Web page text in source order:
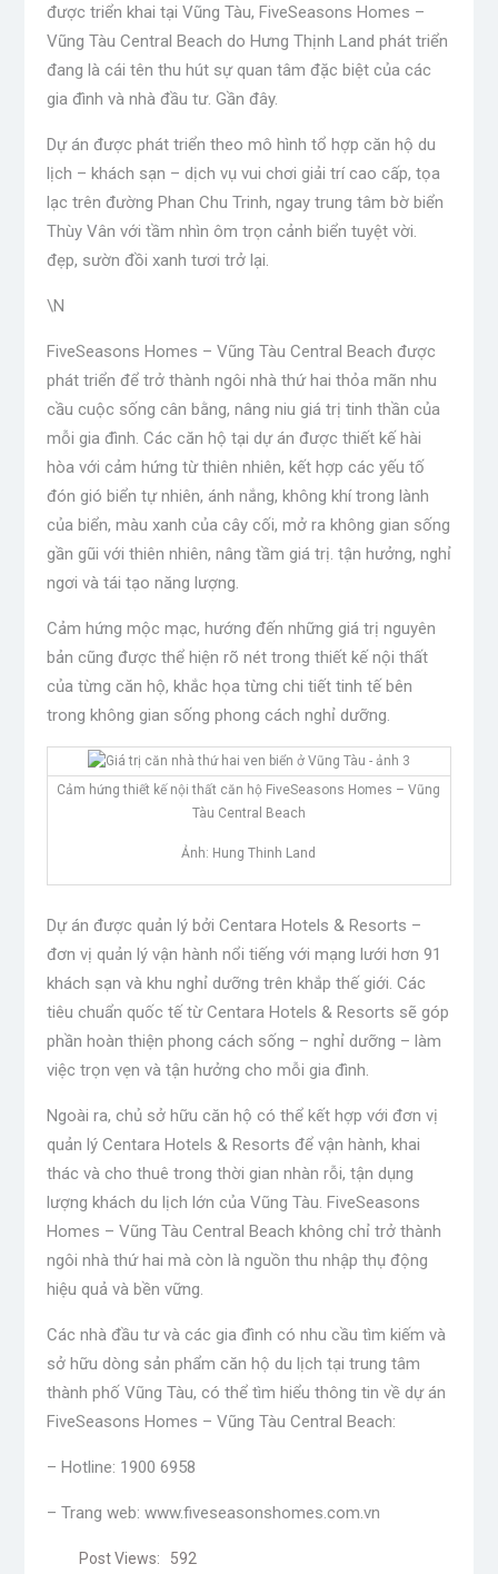
được triển khai tại Vũng Tàu, FiveSeasons Homes –
Vũng Tàu Central Beach do Hưng Thịnh Land phát triển
đang là cái tên thu hút sự quan tâm đặc biệt của các
gia đình và nhà đầu tư. Gần đây.
Dự án được phát triển theo mô hình tổ hợp căn hộ du
lịch – khách sạn – dịch vụ vui chơi giải trí cao cấp, tọa
lạc trên đường Phan Chu Trinh, ngay trung tâm bờ biển
Thùy Vân với tầm nhìn ôm trọn cảnh biển tuyệt vời.
đẹp, sườn đồi xanh tươi trở lại.
\N
FiveSeasons Homes – Vũng Tàu Central Beach được
phát triển để trở thành ngôi nhà thứ hai thỏa mãn nhu
cầu cuộc sống cân bằng, nâng niu giá trị tinh thần của
mỗi gia đình. Các căn hộ tại dự án được thiết kế hài
hòa với cảm hứng từ thiên nhiên, kết hợp các yếu tố
đón gió biển tự nhiên, ánh nắng, không khí trong lành
của biển, màu xanh của cây cối, mở ra không gian sống
gần gũi với thiên nhiên, nâng tầm giá trị. tận hưởng, nghỉ
ngơi và tái tạo năng lượng.
Cảm hứng mộc mạc, hướng đến những giá trị nguyên
bản cũng được thể hiện rõ nét trong thiết kế nội thất
của từng căn hộ, khắc họa từng chi tiết tinh tế bên
trong không gian sống phong cách nghỉ dưỡng.
Cảm hứng thiết kế nội thất căn hộ FiveSeasons Homes – Vũng
Tàu Central Beach
Ảnh: Hung Thinh Land
Dự án được quản lý bởi Centara Hotels & Resorts –
đơn vị quản lý vận hành nổi tiếng với mạng lưới hơn 91
khách sạn và khu nghỉ dưỡng trên khắp thế giới. Các
tiêu chuẩn quốc tế từ Centara Hotels & Resorts sẽ góp
phần hoàn thiện phong cách sống – nghỉ dưỡng – làm
việc trọn vẹn và tận hưởng cho mỗi gia đình.
Ngoài ra, chủ sở hữu căn hộ có thể kết hợp với đơn vị
quản lý Centara Hotels & Resorts để vận hành, khai
thác và cho thuê trong thời gian nhàn rỗi, tận dụng
lượng khách du lịch lớn của Vũng Tàu. FiveSeasons
Homes – Vũng Tàu Central Beach không chỉ trở thành
ngôi nhà thứ hai mà còn là nguồn thu nhập thụ động
hiệu quả và bền vững.
Các nhà đầu tư và các gia đình có nhu cầu tìm kiếm và
sở hữu dòng sản phẩm căn hộ du lịch tại trung tâm
thành phố Vũng Tàu, có thể tìm hiểu thông tin về dự án
FiveSeasons Homes – Vũng Tàu Central Beach:
– Hotline: 1900 6958
– Trang web: www.fiveseasonshomes.com.vn
Post Views: 592